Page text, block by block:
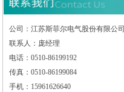
公司：江苏斯菲尔电气股份有限公司
联系人：庞经理
电话：0510-86199192
传真：0510-86199084
手机：15961626640